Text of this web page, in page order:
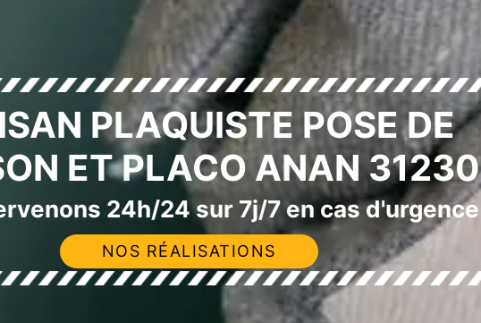
PLAQUISTE POSE DE
ET PLACO ANAN 31230
24h/24 sur 7j/7 en cas d'urgence
NOS RÉALISATIONS